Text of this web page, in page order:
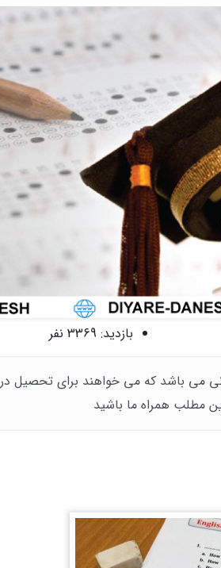
بازدید: 3369 نفر
می باشد که می خواهند برای تحصیل
مطلب همراه ما باشید